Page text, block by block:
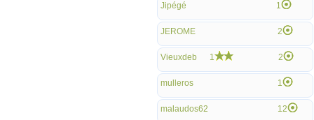
Jipégé 1
JEROME 2
Vieuxdeb 1 2
mulleros 1
malaudos62 12